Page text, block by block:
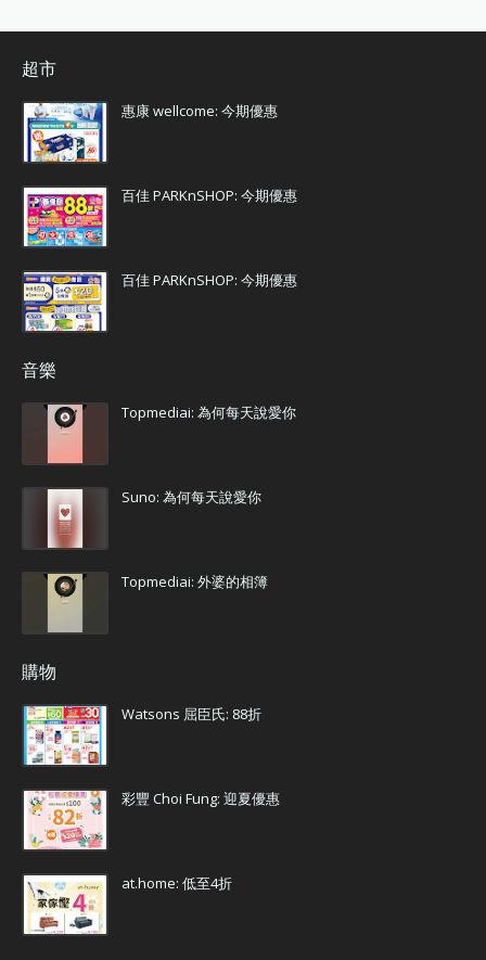
超市
惠康 wellcome: 今期優惠
百佳 PARKnSHOP: 今期優惠
百佳 PARKnSHOP: 今期優惠
音樂
Topmediai: 為何每天說愛你
Suno: 為何每天說愛你
Topmediai: 外婆的相簿
購物
Watsons 屈臣氏: 88折
彩豐 Choi Fung: 迎夏優惠
at.home: 低至4折